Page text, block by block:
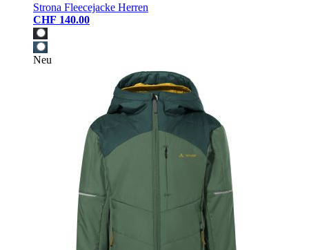
Strona Fleecejacke Herren
CHF 140.00
Neu